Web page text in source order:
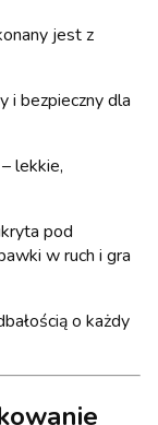
jest z
i bezpieczny dla
– lekkie,
pod
w ruch i gra
o każdy